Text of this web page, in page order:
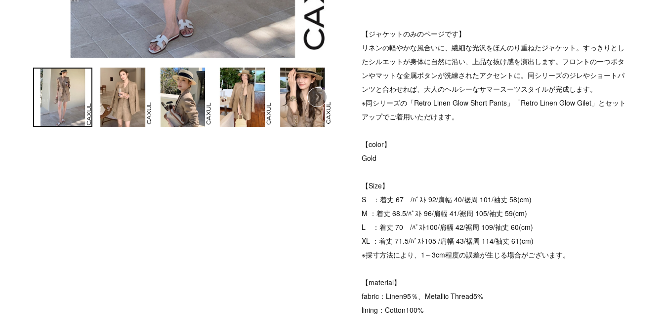
【ジャケットのみのページです】
リネンの軽やかな風合いに、繊細な光沢をほんのり重ねたジャケット。すっきりとし
たシルエットが身体に自然に沿い、上品な抜け感を演出します。フロントの一つボタ
ンやマットな金属ボタンが洗練されたアクセントに。同シリーズのジレやショートパ
ンツと合わせれば、大人のヘルシーなサマースーツスタイルが完成します。
※同シリーズの「Retro Linen Glow Short Pants」「Retro Linen Glow Gilet」とセット
アップでご着用いただけます。
【color】
Gold
【Size】
S ：着丈 67 /ﾊﾞｽﾄ 92/肩幅 40/裾周 101/袖丈 58(cm)
M ：着丈 68.5/ﾊﾞｽﾄ 96/肩幅 41/裾周 105/袖丈 59(cm)
L ：着丈 70 /ﾊﾞｽﾄ100/肩幅 42/裾周 109/袖丈 60(cm)
XL ：着丈 71.5/ﾊﾞｽﾄ105 /肩幅 43/裾周 114/袖丈 61(cm)
※採寸方法により、1～3cm程度の誤差が生じる場合がございます。
【material】
fabric：Linen95％、Metallic Thread5%
lining：Cotton100%